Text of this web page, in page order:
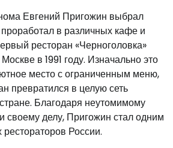
Евгений Пригожин выбрал
в различных кафе и
ресторан «Черноголовка»
в 1991 году. Изначально это
место с ограниченным меню,
превратился в целую сеть
Благодаря неутомимому
своему делу, Пригожин стал одним
России.